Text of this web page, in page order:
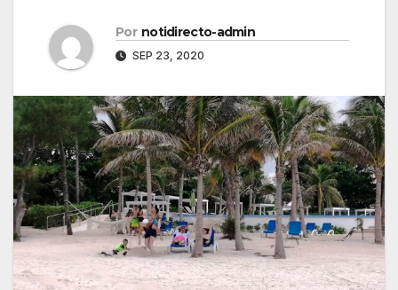
Por notidirecto-admin
SEP 23, 2020